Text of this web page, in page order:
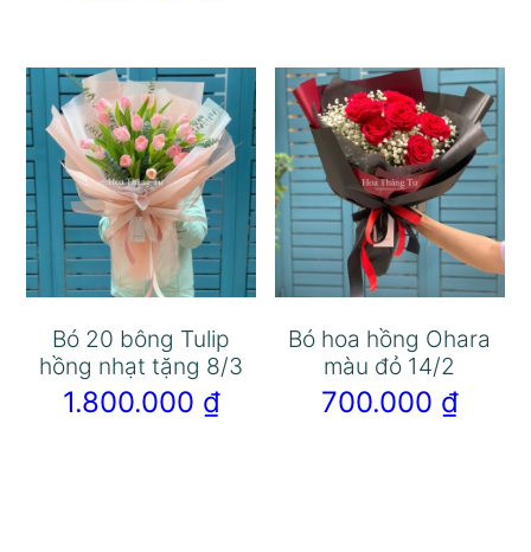
Bó 20 bông Tulip
hồng nhạt tặng 8/3
1.800.000 ₫
Bó hoa hồng Ohara
màu đỏ 14/2
700.000 ₫